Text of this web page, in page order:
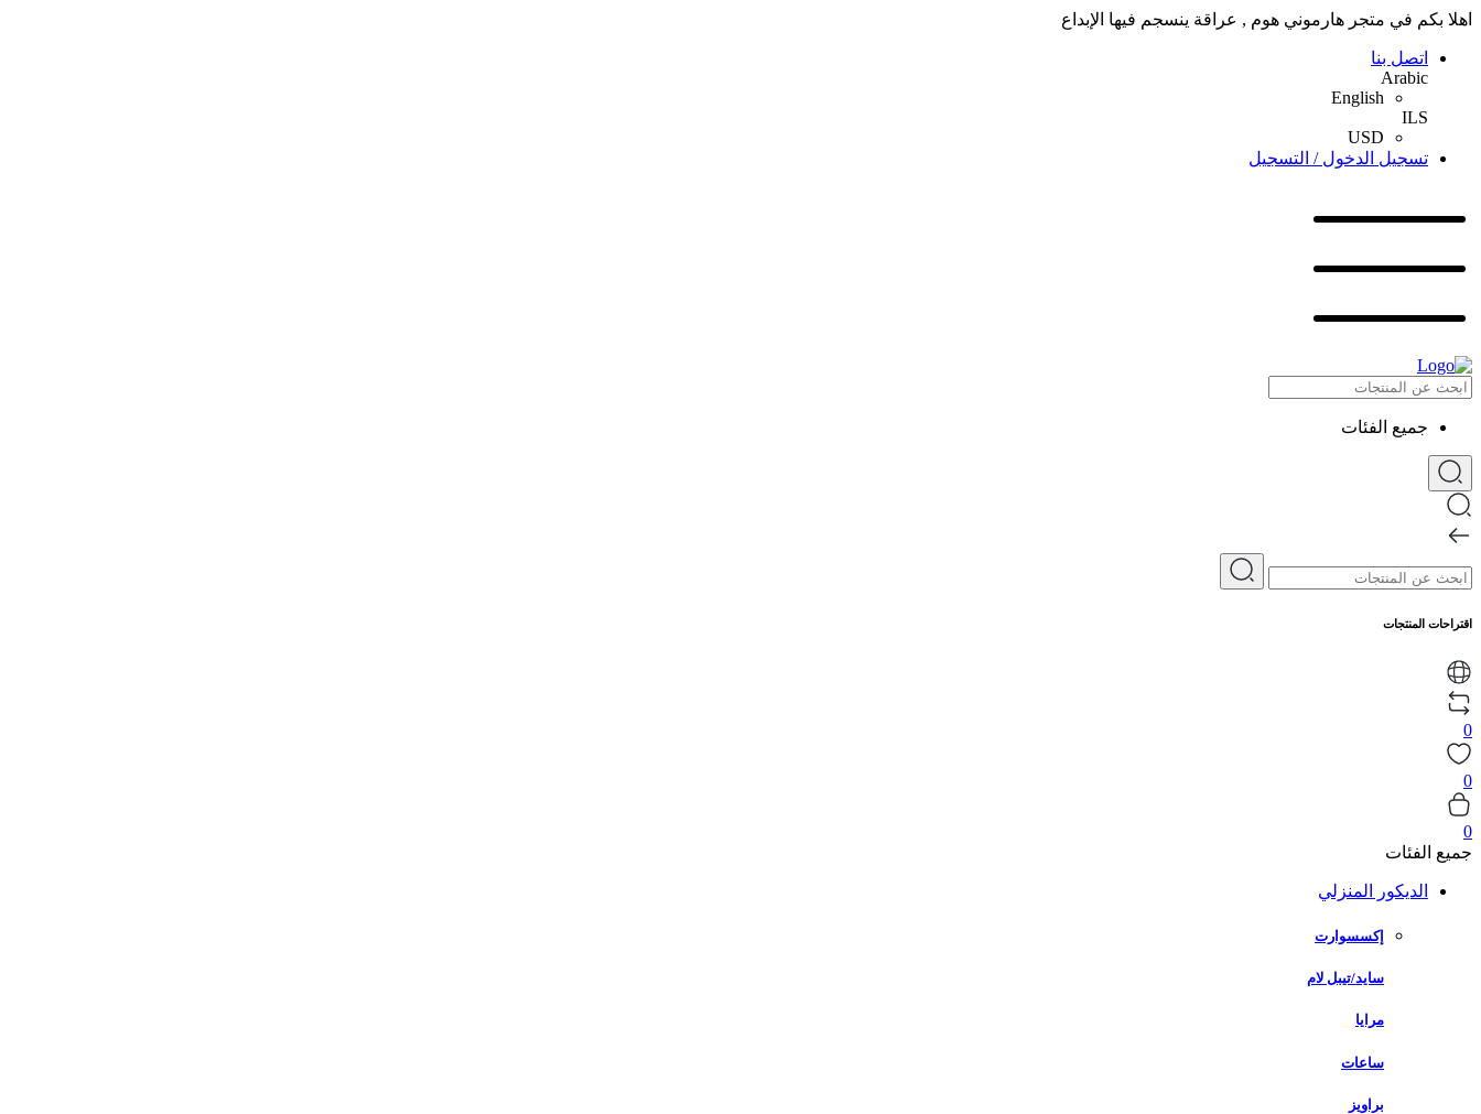
اهلا بكم في متجر هارموني هوم , عراقة ينسجم فيها الإبداع
اتصل بنا
Arabic
English
ILS
USD
تسجيل الدخول / التسجيل
جميع الفئات
اقتراحات المنتجات
0
0
0
جميع الفئات
الديكور المنزلي
إكسسوارت
سايد/تيبل لام
مرايا
ساعات
براويز